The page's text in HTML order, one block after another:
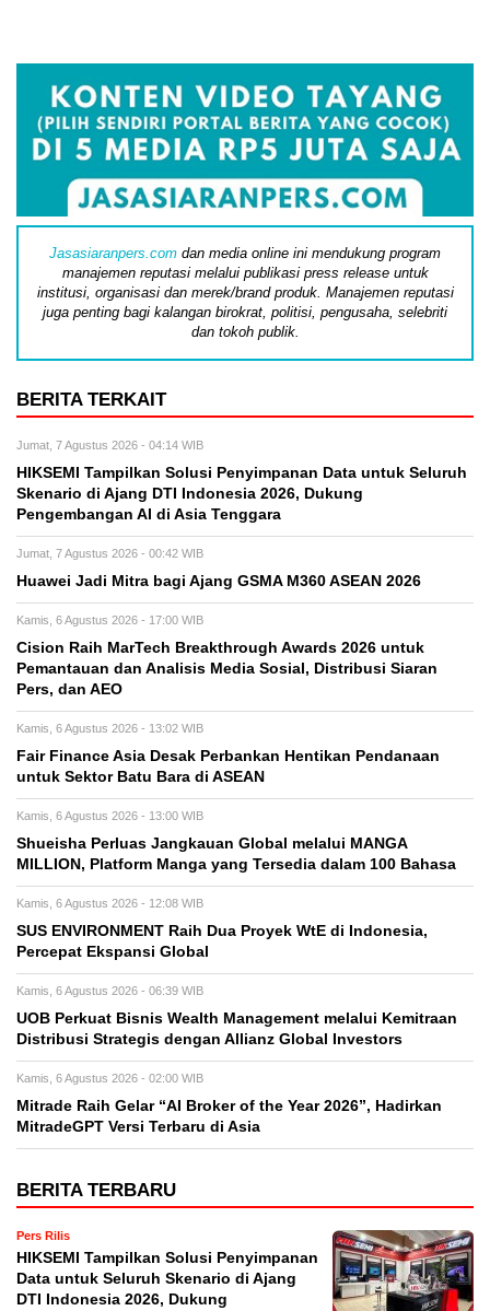
Jasasiaranpers.com dan media online ini mendukung program
manajemen reputasi melalui publikasi press release untuk
institusi, organisasi dan merek/brand produk. Manajemen reputasi
juga penting bagi kalangan birokrat, politisi, pengusaha, selebriti
dan tokoh publik.
BERITA TERKAIT
Jumat, 7 Agustus 2026 - 04:14 WIB
HIKSEMI Tampilkan Solusi Penyimpanan Data untuk Seluruh
Skenario di Ajang DTI Indonesia 2026, Dukung
Pengembangan AI di Asia Tenggara
Jumat, 7 Agustus 2026 - 00:42 WIB
Huawei Jadi Mitra bagi Ajang GSMA M360 ASEAN 2026
Kamis, 6 Agustus 2026 - 17:00 WIB
Cision Raih MarTech Breakthrough Awards 2026 untuk
Pemantauan dan Analisis Media Sosial, Distribusi Siaran
Pers, dan AEO
Kamis, 6 Agustus 2026 - 13:02 WIB
Fair Finance Asia Desak Perbankan Hentikan Pendanaan
untuk Sektor Batu Bara di ASEAN
Kamis, 6 Agustus 2026 - 13:00 WIB
Shueisha Perluas Jangkauan Global melalui MANGA
MILLION, Platform Manga yang Tersedia dalam 100 Bahasa
Kamis, 6 Agustus 2026 - 12:08 WIB
SUS ENVIRONMENT Raih Dua Proyek WtE di Indonesia,
Percepat Ekspansi Global
Kamis, 6 Agustus 2026 - 06:39 WIB
UOB Perkuat Bisnis Wealth Management melalui Kemitraan
Distribusi Strategis dengan Allianz Global Investors
Kamis, 6 Agustus 2026 - 02:00 WIB
Mitrade Raih Gelar “AI Broker of the Year 2026”, Hadirkan
MitradeGPT Versi Terbaru di Asia
BERITA TERBARU
Pers Rilis
HIKSEMI Tampilkan Solusi Penyimpanan
Data untuk Seluruh Skenario di Ajang
DTI Indonesia 2026, Dukung